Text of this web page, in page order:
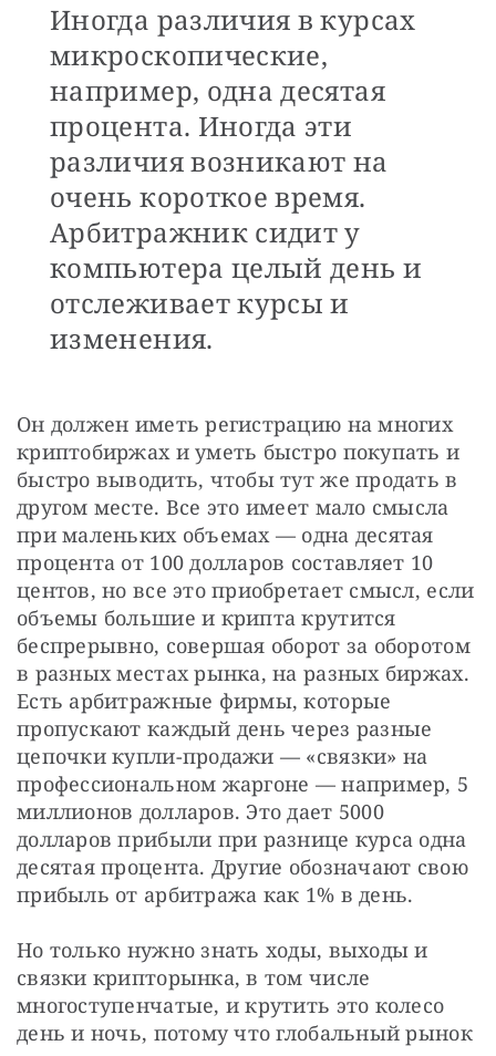
Иногда различия в курсах
микроскопические,
например, одна десятая
процента. Иногда эти
различия возникают на
очень короткое время.
Арбитражник сидит у
компьютера целый день и
отслеживает курсы и
изменения.
Он должен иметь регистрацию на многих
криптобиржах и уметь быстро покупать и
быстро выводить, чтобы тут же продать в
другом месте. Все это имеет мало смысла
при маленьких объемах — одна десятая
процента от 100 долларов составляет 10
центов, но все это приобретает смысл, если
объемы большие и крипта крутится
беспрерывно, совершая оборот за оборотом
в разных местах рынка, на разных биржах.
Есть арбитражные фирмы, которые
пропускают каждый день через разные
цепочки купли-продажи — «связки» на
профессиональном жаргоне — например, 5
миллионов долларов. Это дает 5000
долларов прибыли при разнице курса одна
десятая процента. Другие обозначают свою
прибыль от арбитража как 1% в день.
Но только нужно знать ходы, выходы и
связки крипторынка, в том числе
многоступенчатые, и крутить это колесо
день и ночь, потому что глобальный рынок